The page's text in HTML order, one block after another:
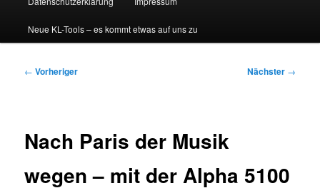
Neue KL-Tools – es kommt etwas auf uns zu
Beitragsnavigation
← Vorheriger Nächster →
Nach Paris der Musik
wegen – mit der Alpha 5100